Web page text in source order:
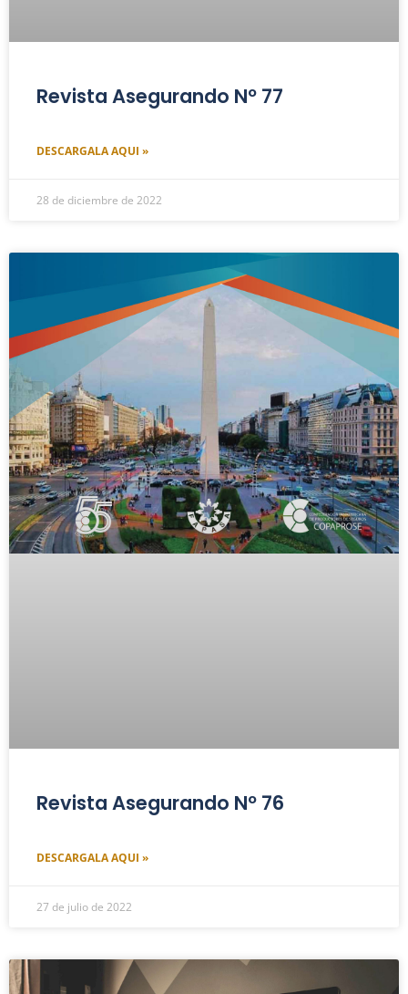
Revista Asegurando Nº 77
DESCARGALA AQUI »
28 de diciembre de 2022
Revista Asegurando Nº 76
DESCARGALA AQUI »
27 de julio de 2022